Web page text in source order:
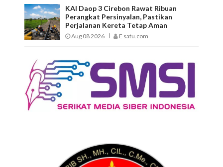
KAI Daop 3 Cirebon Rawat Ribuan
Perangkat Persinyalan, Pastikan
Perjalanan Kereta Tetap Aman
Aug 08 2026 E satu.com